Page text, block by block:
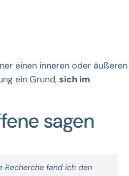
einen inneren oder äußeren
ein Grund, sich im
sagen
Recherche fand ich den